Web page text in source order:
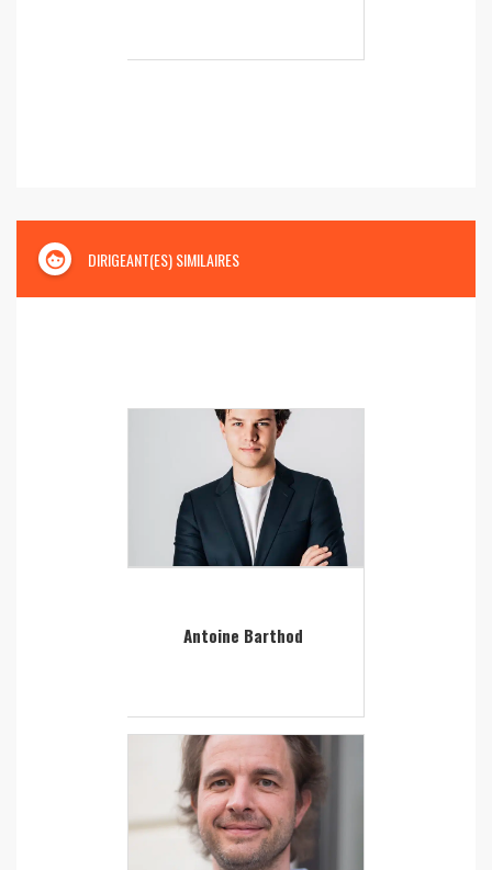
face DIRIGEANT(ES) SIMILAIRES
Antoine Barthod